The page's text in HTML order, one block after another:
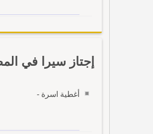
إجتاز سيرا في
أغطية اسرة -